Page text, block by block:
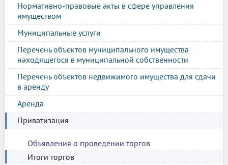
Нормативно-правовые акты в сфере управления
имуществом
Муниципальные услуги
Перечень объектов муниципального имущества
находящегося в муниципальной собственности
Перечень объектов недвижимого имущества для сдачи
в аренду
Аренда
Приватизация
Объявления о проведении торгов
Итоги торгов